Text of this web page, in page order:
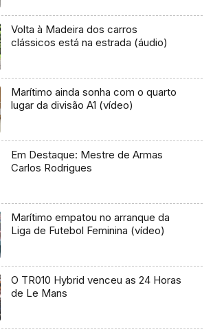
Volta à Madeira dos carros
clássicos está na estrada (áudio)
Marítimo ainda sonha com o quarto
lugar da divisão A1 (vídeo)
Em Destaque: Mestre de Armas
Carlos Rodrigues
Marítimo empatou no arranque da
Liga de Futebol Feminina (vídeo)
O TR010 Hybrid venceu as 24 Horas
de Le Mans